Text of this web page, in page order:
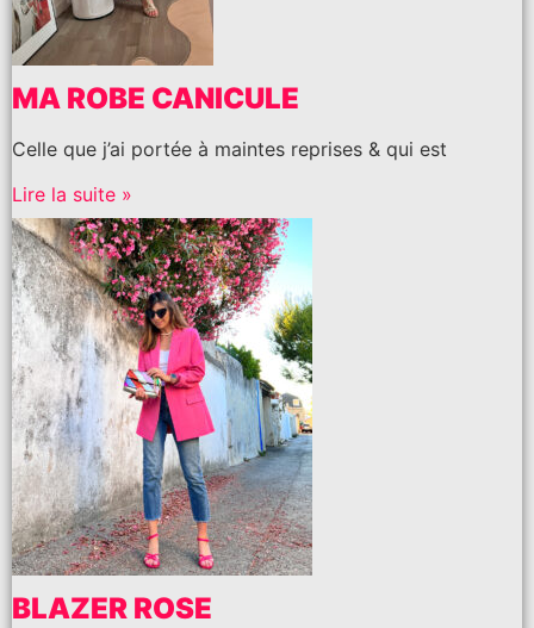
MA ROBE CANICULE
Celle que j’ai portée à maintes reprises & qui est
Lire la suite »
BLAZER ROSE